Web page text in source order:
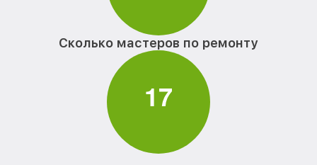
Сколько мастеров по ремонту
17